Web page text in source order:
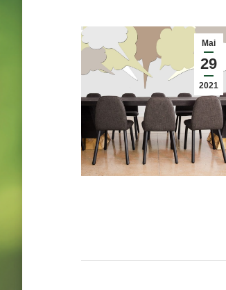
Mai
29
2021